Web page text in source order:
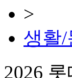
>
생활/
2026